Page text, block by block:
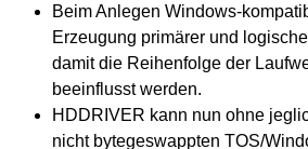
Beim Anlegen Windows-
Erzeugung primärer und
damit die Reihenfolge der
beeinflusst werden.
HDDRIVER kann nun ohne
nicht bytegeswappten TOS/